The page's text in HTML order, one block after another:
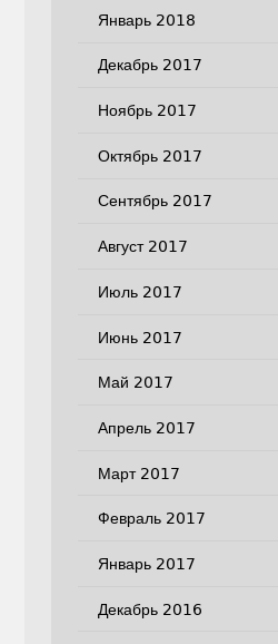
Январь 2018
Декабрь 2017
Ноябрь 2017
Октябрь 2017
Сентябрь 2017
Август 2017
Июль 2017
Июнь 2017
Май 2017
Апрель 2017
Март 2017
Февраль 2017
Январь 2017
Декабрь 2016